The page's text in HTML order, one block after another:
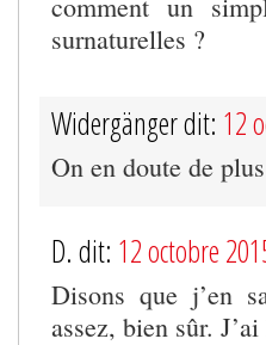
surnaturelles ?
Widergänger dit: 12
On en doute de
D. dit: 12 octobre
Disons que j’en
assez, bien sûr.